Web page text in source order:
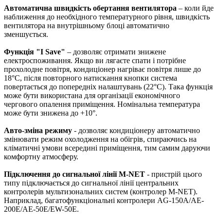
Автоматична швидкість обертання вентилятора – коли йде
наближення до необхідного температурного рівня, швидкість
вентилятора на внутрішньому блоці автоматично
зменшується.
Функція "I Save" – дозволяє отримати знижене
електроспоживання. Якщо ви лягаєте спати і потрібне
прохолодне повітря, кондиціонер нагріває повітря лише до
18°С, після повторного натискання кнопки система
повертається до попередніх налаштувань (22°С). Така функція
може бути використана для організації економічного
чергового опалення приміщення. Номінальна температура
може бути знижена до +10°.
Авто-зміна режиму - дозволяє кондиціонеру автоматично
змінювати режим охолодження на обігрів, спираючись на
кліматичні умови всередині приміщення, тим самим даруючи
комфортну атмосферу.
Підключення до сигнальної лінії M-NET - пристрій цього
типу підключається до сигнальної лінії центральних
контролерів мультизональних систем (контролер M-NET).
Наприклад, багатофункціональні контролери AG-150A/AE-
200E/AE-50E/EW-50E.